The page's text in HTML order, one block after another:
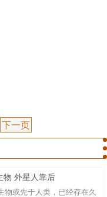
下一页
物 外星人靠后
物或先于人类，已经存在久